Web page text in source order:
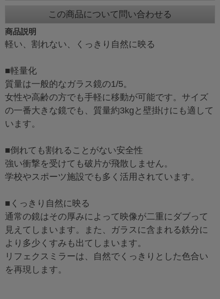
この商品について問い合わせる
商品説明
軽い、割れない、くっきり自然に映る
■軽量化
質量は一般的なガラス鏡の1/5。
女性や高齢の方でも手軽に移動が可能です。サイズ
の一番大きな鏡でも、質量約3kgと壁掛けにも適して
います。
■倒れても割れることがない安全性
強い衝撃を受けても破片が飛散しません。
学校やスポーツ施設でも多く活用されています。
■くっきり自然に映る
通常の鏡はその厚みによって映像が二重にダブって
見えてしまいます。また、ガラスに含まれる鉄分に
より多少くすみも出てしまいます。
リフェクスミラーは、自然でくっきりとした色合い
を再現します。